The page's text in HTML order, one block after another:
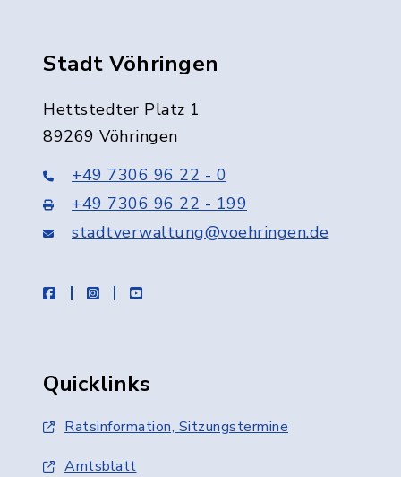
Stadt Vöhringen
Hettstedter Platz 1
89269 Vöhringen
+49 7306 96 22 - 0
+49 7306 96 22 - 199
stadtverwaltung@voehringen.de
facebookinstagramyoutube
Quicklinks
Ratsinformation, Sitzungstermine
Amtsblatt